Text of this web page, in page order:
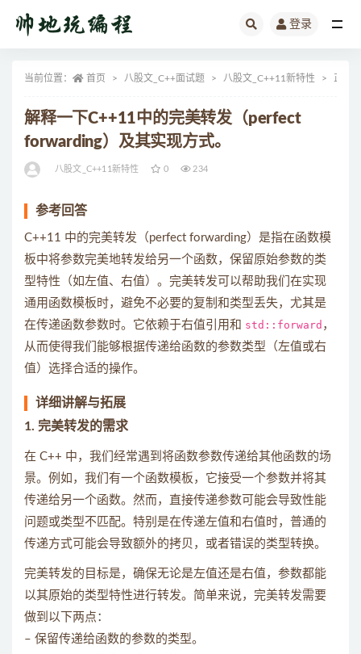
登录
当前位置： 首页 八股文_C++面试题 八股文_C++11新特性 正文
解释一下C++11中的完美转发（perfect
forwarding）及其实现方式。
八股文_C++11新特性 0 234
参考回答
C++11 中的完美转发（perfect forwarding）是指在函数模
板中将参数完美地转发给另一个函数，保留原始参数的类
型特性（如左值、右值）。完美转发可以帮助我们在实现
通用函数模板时，避免不必要的复制和类型丢失，尤其是
在传递函数参数时。它依赖于右值引用和 std::forward ，
从而使得我们能够根据传递给函数的参数类型（左值或右
值）选择合适的操作。
详细讲解与拓展
1. 完美转发的需求
在 C++ 中，我们经常遇到将函数参数传递给其他函数的场
景。例如，我们有一个函数模板，它接受一个参数并将其
传递给另一个函数。然而，直接传递参数可能会导致性能
问题或类型不匹配。特别是在传递左值和右值时，普通的
传递方式可能会导致额外的拷贝，或者错误的类型转换。
完美转发的目标是，确保无论是左值还是右值，参数都能
以其原始的类型特性进行转发。简单来说，完美转发需要
做到以下两点：
– 保留传递给函数的参数的类型。